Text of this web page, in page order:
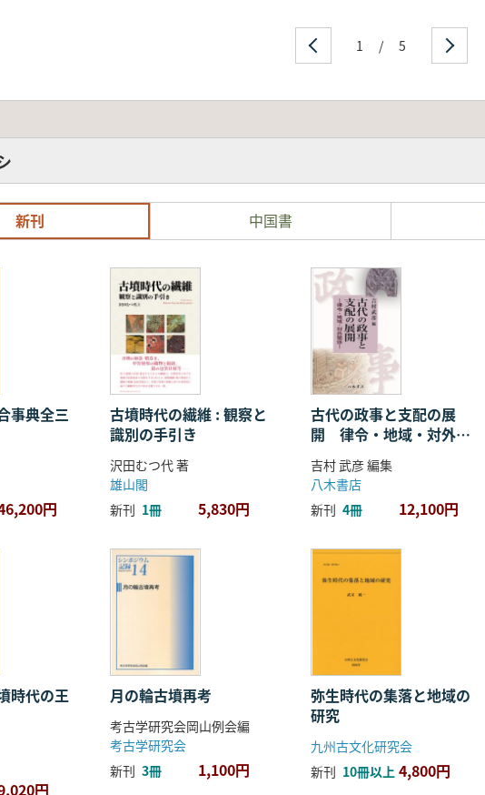
1 / 5
新刊 中国書
事典全三
円
古墳時代の繊維 : 観察と
識別の手引き
沢田むつ代 著
雄山閣
新刊 1冊 5,830円
古代の政事と支配の展
開 律令・地域・対外関
係
吉村 武彦 編集
八木書店
新刊 4冊 12,100円
時代の王
円
月の輪古墳再考
考古学研究会岡山例会編
考古学研究会
新刊 3冊 1,100円
弥生時代の集落と地域の
研究
九州古文化研究会
新刊 10冊以上 4,800円